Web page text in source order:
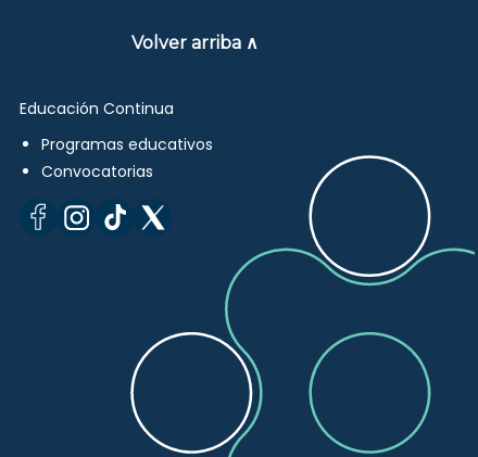
Volver arriba ∧
Educación Continua
Programas educativos
Convocatorias